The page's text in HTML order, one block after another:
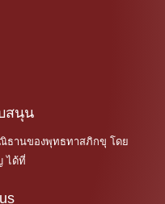
สนุน
ธานของพุทธทาสภิกขุ โดย
ได้ที่